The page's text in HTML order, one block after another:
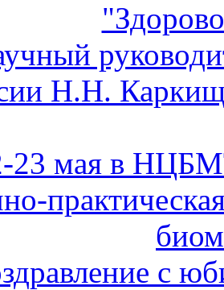
Н.Н.
23 мая в
с